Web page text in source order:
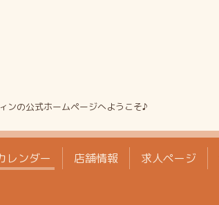
ンの公式ホームページへようこそ♪
レンダー 店舗情報 求人ページ